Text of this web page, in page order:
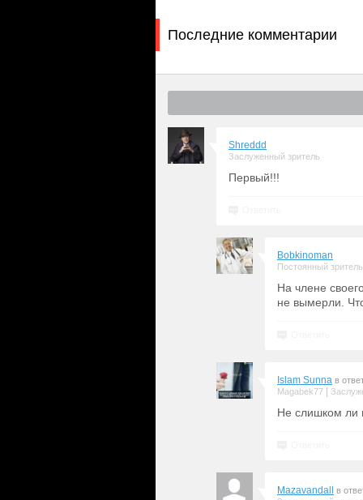
Последние комментарии
Shreddd
Заслуженный зритель
Первый!!!
Bobkinoman
Постоянный зритель
На члене
не вымерли.
Islam Sunna в
Magabek77
Не слишком ли
Mazavandall в